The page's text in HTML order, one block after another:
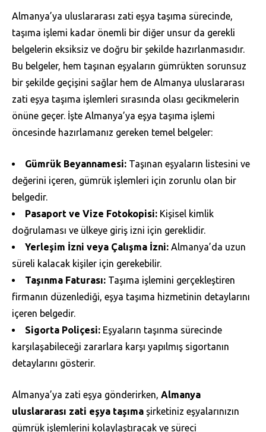
Almanya’ya uluslararası zati eşya taşıma sürecinde,
taşıma işlemi kadar önemli bir diğer unsur da gerekli
belgelerin eksiksiz ve doğru bir şekilde hazırlanmasıdır.
Bu belgeler, hem taşınan eşyaların gümrükten sorunsuz
bir şekilde geçişini sağlar hem de Almanya uluslararası
zati eşya taşıma işlemleri sırasında olası gecikmelerin
önüne geçer. İşte Almanya’ya eşya taşıma işlemi
öncesinde hazırlamanız gereken temel belgeler:
Gümrük Beyannamesi: Taşınan eşyaların listesini ve
değerini içeren, gümrük işlemleri için zorunlu olan bir
belgedir.
Pasaport ve Vize Fotokopisi: Kişisel kimlik
doğrulaması ve ülkeye giriş izni için gereklidir.
Yerleşim İzni veya Çalışma İzni: Almanya’da uzun
süreli kalacak kişiler için gerekebilir.
Taşınma Faturası: Taşıma işlemini gerçekleştiren
firmanın düzenlediği, eşya taşıma hizmetinin detaylarını
içeren belgedir.
Sigorta Poliçesi: Eşyaların taşınma sürecinde
karşılaşabileceği zararlara karşı yapılmış sigortanın
detaylarını gösterir.
Almanya’ya zati eşya gönderirken, Almanya
uluslararası zati eşya taşıma şirketiniz eşyalarınızın
gümrük işlemlerini kolaylaştıracak ve süreci